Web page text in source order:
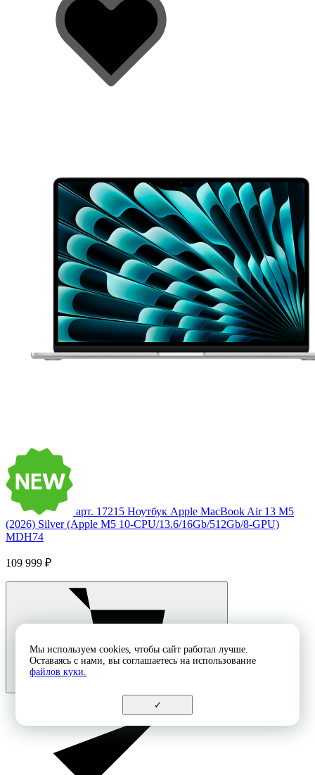
арт. 17215 Ноутбук Apple MacBook Air 13 M5
(2026) Silver (Apple M5 10-CPU/13.6/16Gb/512Gb/8-GPU)
MDH74
109 999 ₽
Мы используем cookies, чтобы сайт работал лучше.
Оставаясь с нами, вы соглашаетесь на использование
файлов куки.
✓